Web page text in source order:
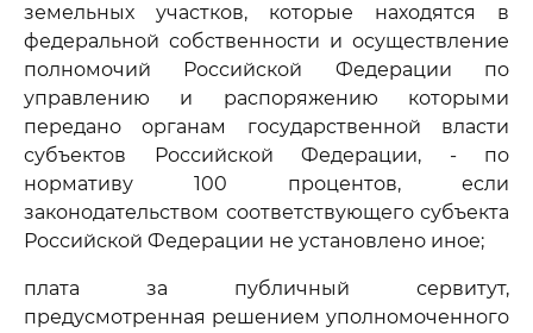
земельных участков, которые находятся в
федеральной собственности и осуществление
полномочий Российской Федерации по
управлению и распоряжению которыми
передано органам государственной власти
субъектов Российской Федерации, - по
нормативу 100 процентов, если
законодательством соответствующего субъекта
Российской Федерации не установлено иное;
плата за публичный сервитут,
предусмотренная решением уполномоченного